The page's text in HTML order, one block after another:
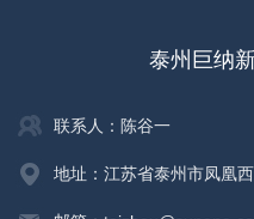
泰州巨纳
联系人：陈谷一
地址：江苏省泰州市凤凰